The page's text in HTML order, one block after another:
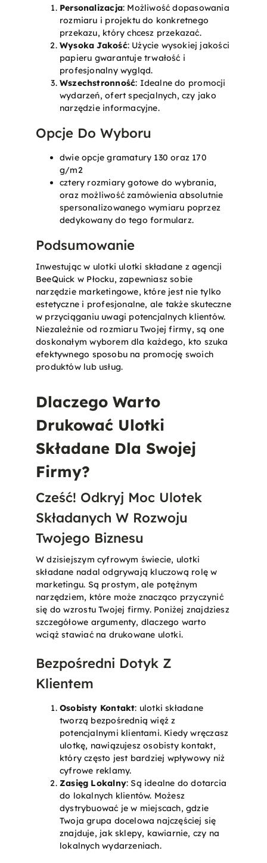
Personalizacja: Możliwość dopasowania
rozmiaru i projektu do konkretnego
przekazu, który chcesz przekazać.
Wysoka Jakość: Użycie wysokiej jakości
papieru gwarantuje trwałość i
profesjonalny wygląd.
Wszechstronność: Idealne do promocji
wydarzeń, ofert specjalnych, czy jako
narzędzie informacyjne.
Opcje Do Wyboru
dwie opcje gramatury 130 oraz 170
g/m2
cztery rozmiary gotowe do wybrania,
oraz możliwość zamówienia absolutnie
spersonalizowanego wymiaru poprzez
dedykowany do tego formularz.
Podsumowanie
Inwestując w ulotki ulotki składane z agencji
BeeQuick w Płocku, zapewniasz sobie
narzędzie marketingowe, które jest nie tylko
estetyczne i profesjonalne, ale także skuteczne
w przyciąganiu uwagi potencjalnych klientów.
Niezależnie od rozmiaru Twojej firmy, są one
doskonałym wyborem dla każdego, kto szuka
efektywnego sposobu na promocję swoich
produktów lub usług​.
Dlaczego Warto
Drukować Ulotki
Składane Dla Swojej
Firmy?
Cześć! Odkryj Moc Ulotek
Składanych W Rozwoju
Twojego Biznesu
W dzisiejszym cyfrowym świecie, ulotki
składane nadal odgrywają kluczową rolę w
marketingu. Są prostym, ale potężnym
narzędziem, które może znacząco przyczynić
się do wzrostu Twojej firmy. Poniżej znajdziesz
szczegółowe argumenty, dlaczego warto
wciąż stawiać na drukowane ulotki.
Bezpośredni Dotyk Z
Klientem
Osobisty Kontakt: ulotki składane
tworzą bezpośrednią więź z
potencjalnymi klientami. Kiedy wręczasz
ulotkę, nawiązujesz osobisty kontakt,
który często jest bardziej wpływowy niż
cyfrowe reklamy.
Zasięg Lokalny: Są idealne do dotarcia
do lokalnych klientów. Możesz
dystrybuować je w miejscach, gdzie
Twoja grupa docelowa najczęściej się
znajduje, jak sklepy, kawiarnie, czy na
lokalnych wydarzeniach.